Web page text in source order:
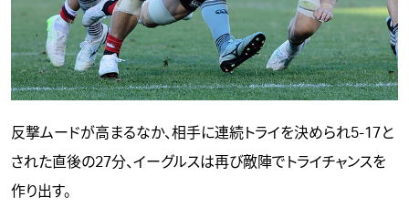
反撃ムードが高まるなか、相手に連続トライを決められ5-17と
された直後の27分、イーグルスは再び敵陣でトライチャンスを
作り出す。